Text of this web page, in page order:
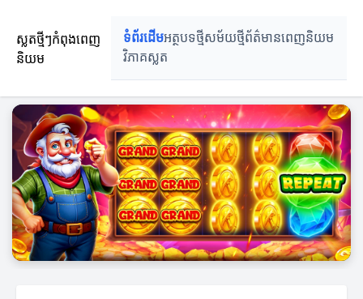
ស្លតថ្មីៗកំពុងពេញ
និយម
ទំព័រដើមអត្ថបទថ្មីសម័យថ្មីព័ត៌មានពេញនិយម
វិភាគស្លត